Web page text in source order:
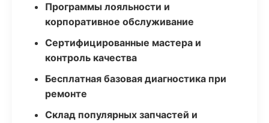
Программы лояльности и
корпоративное обслуживание
Сертифицированные мастера и
контроль качества
Бесплатная базовая диагностика при
ремонте
Склад популярных запчастей и